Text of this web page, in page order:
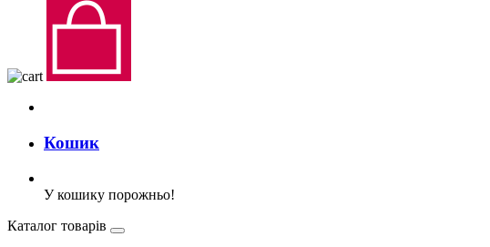
Кошик
У кошику порожньо!
Каталог товарів